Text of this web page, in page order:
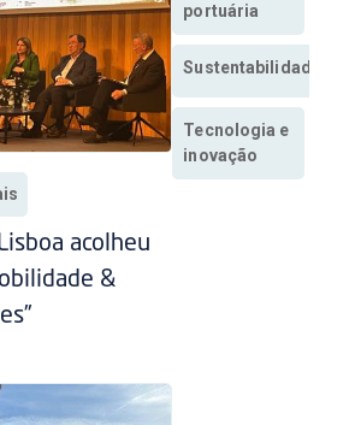
acolheu
&
portuária
Sustentabilidade
Tecnologia e
inovação